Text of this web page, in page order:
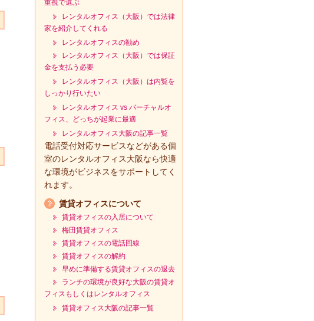
重視で選ぶ
レンタルオフィス（大阪）では法律
家を紹介してくれる
レンタルオフィスの勧め
レンタルオフィス（大阪）では保証
金を支払う必要
レンタルオフィス（大阪）は内覧を
しっかり行いたい
レンタルオフィス vs バーチャルオ
フィス、どっちが起業に最適
レンタルオフィス大阪の記事一覧
電話受付対応サービスなどがある個
室のレンタルオフィス大阪なら快適
な環境がビジネスをサポートしてく
れます。
賃貸オフィスについて
賃貸オフィスの入居について
梅田賃貸オフィス
賃貸オフィスの電話回線
賃貸オフィスの解約
早めに準備する賃貸オフィスの退去
ランチの環境が良好な大阪の賃貸オ
フィスもしくはレンタルオフィス
賃貸オフィス大阪の記事一覧